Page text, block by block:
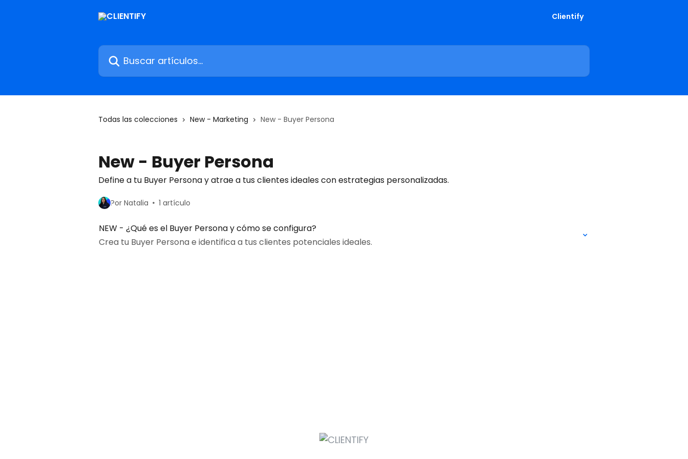
Clientify
Buscar artículos...
Todas las colecciones New - Marketing New - Buyer Persona
New - Buyer Persona
Define a tu Buyer Persona y atrae a tus clientes ideales con estrategias personalizadas.
Por Natalia 1 artículo
NEW - ¿Qué es el Buyer Persona y cómo se configura?
Crea tu Buyer Persona e identifica a tus clientes potenciales ideales.